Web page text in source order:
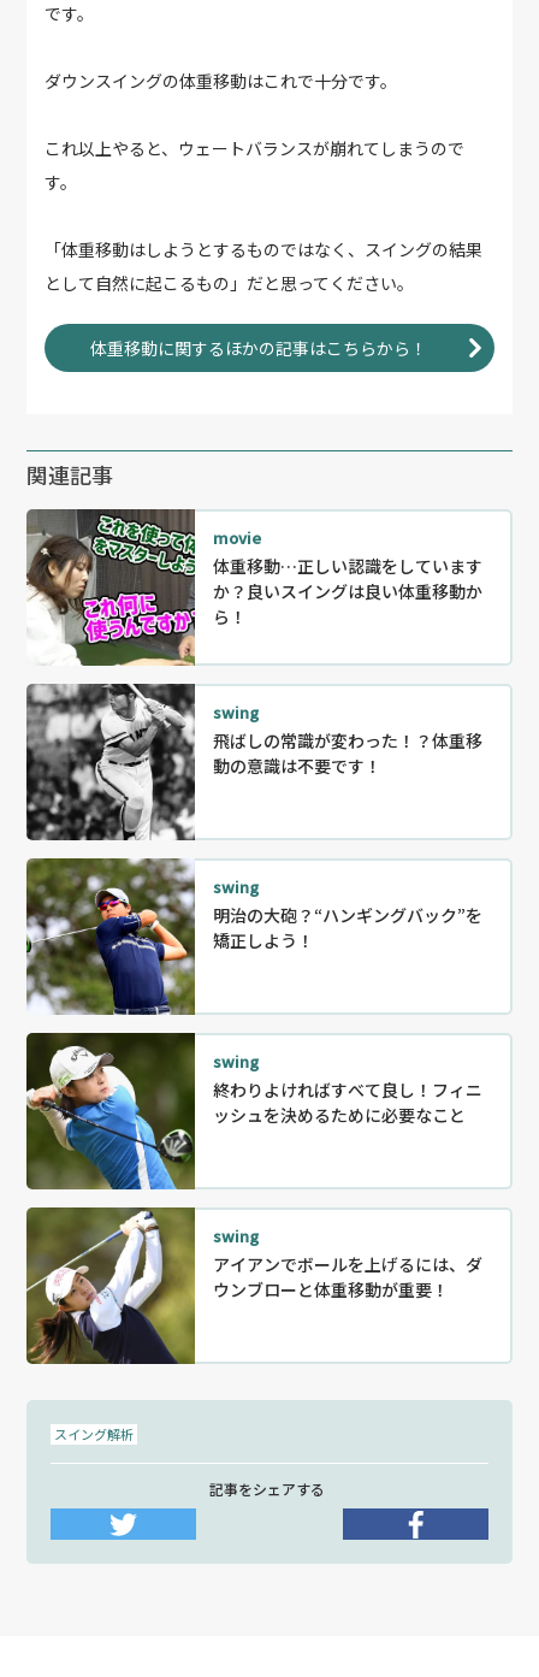
です。
ダウンスイングの体重移動はこれで十分です。
これ以上やると、ウェートバランスが崩れてしまうので
す。
「体重移動はしようとするものではなく、スイングの結果
として自然に起こるもの」だと思ってください。
体重移動に関するほかの記事はこちらから！
関連記事
movie
体重移動…正しい認識をしています
か？良いスイングは良い体重移動か
ら！
swing
飛ばしの常識が変わった！？体重移
動の意識は不要です！
swing
明治の大砲？“ハンギングバック”を
矯正しよう！
swing
終わりよければすべて良し！フィニ
ッシュを決めるために必要なこと
swing
アイアンでボールを上げるには、ダ
ウンブローと体重移動が重要！
スイング解析
記事をシェアする